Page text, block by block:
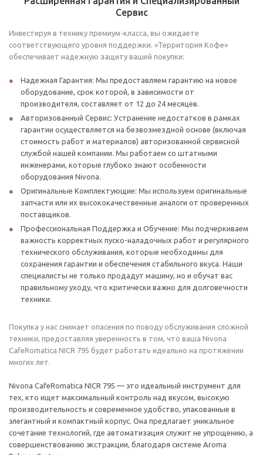
Сервис
Инвестируя в технику премиум-класса, вы ожидаете
соответствующего уровня поддержки. «Территория Кофе»
обеспечивает надежную защиту вашей покупки:
Надежная Гарантия: Мы предоставляем гарантию на новое
оборудование, срок которой, в зависимости от
производителя, составляет от 12 до 24 месяцев.
Авторизованный Сервис: Устранение недостатков в рамках
гарантии осуществляется на безвозмездной основе (включая
стоимость работ и материалов) авторизованной сервисной
службой нашей компании. Мы работаем со штатными
инженерами, которые глубоко знают особенности
оборудования Nivona.
Оригинальные Комплектующие: Мы используем оригинальные
запчасти или их высококачественные аналоги от проверенных
поставщиков.
Профессиональная Поддержка и Обучение: Мы подчеркиваем
важность корректных пуско-наладочных работ и регулярного
технического обслуживания, которые необходимы для
сохранения гарантии и обеспечения стабильного вкуса. Наши
специалисты не только продадут машину, но и обучат вас
правильному уходу, что критически важно для долговечности
техники.
Покупка у нас снимает опасения по поводу обслуживания сложной
техники, предоставляя уверенность в том, что ваша Nivona
CafeRomatica NICR 795 будет работать идеально на протяжении
многих лет.
Nivona CafeRomatica NICR 795 — это идеальный инструмент для
тех, кто ищет максимальный контроль над вкусом, высокую
производительность и современное удобство, упакованные в
элегантный и компактный корпус. Она предлагает уникальное
сочетание технологий, где автоматизация служит не упрощению, а
совершенствованию экстракции, благодаря системе Aroma